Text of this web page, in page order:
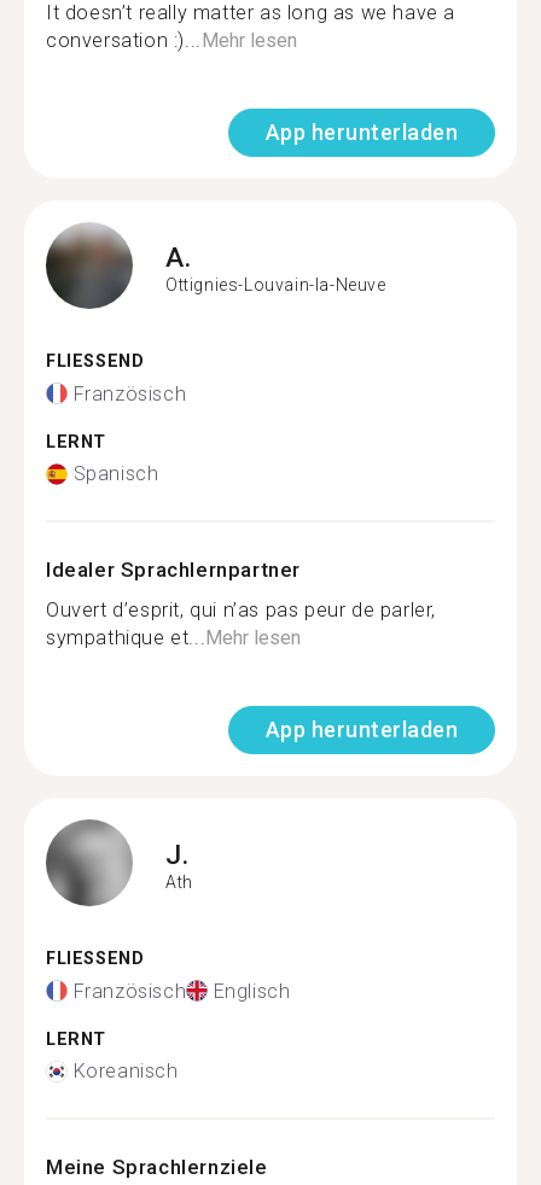
It doesn’t really matter as long as we have a
conversation :)...Mehr lesen
App herunterladen
A.
Ottignies-Louvain-la-Neuve
FLIESSEND
Französisch
LERNT
Spanisch
Idealer Sprachlernpartner
Ouvert d’esprit, qui n’as pas peur de parler,
sympathique et...Mehr lesen
App herunterladen
J.
Ath
FLIESSEND
Französisch Englisch
LERNT
Koreanisch
Meine Sprachlernziele